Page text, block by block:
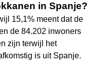
in Spanje?
15,1% meent dat de
de 84.202 inwoners
zijn terwijl het
is uit Spanje.